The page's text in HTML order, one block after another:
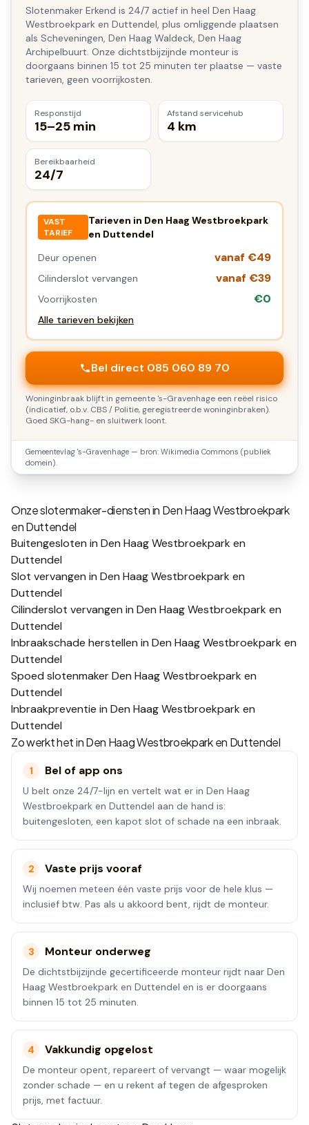
Slotenmaker Erkend is 24/7 actief in heel Den Haag
Westbroekpark en Duttendel, plus omliggende plaatsen
als Scheveningen, Den Haag Waldeck, Den Haag
Archipelbuurt. Onze dichtstbijzijnde monteur is
doorgaans binnen 15 tot 25 minuten ter plaatse — vaste
tarieven, geen voorrijkosten.
Responstijd
15–25 min
Afstand servicehub
4 km
Bereikbaarheid
24/7
VAST
TARIEF
Tarieven in Den Haag Westbroekpark
en Duttendel
Deur openen
vanaf €49
Cilinderslot vervangen vanaf €39
Voorrijkosten €0
Alle tarieven bekijken
Bel direct 085 060 89 70
Woninginbraak blijft in gemeente 's-Gravenhage een reëel risico
(indicatief, o.b.v. CBS / Politie, geregistreerde woninginbraken).
Goed SKG-hang- en sluitwerk loont.
Gemeentevlag 's-Gravenhage — bron: Wikimedia Commons (publiek
domein).
Onze slotenmaker-diensten in Den Haag Westbroekpark
en Duttendel
Buitengesloten in Den Haag Westbroekpark en
Duttendel
Slot vervangen in Den Haag Westbroekpark en
Duttendel
Cilinderslot vervangen in Den Haag Westbroekpark en
Duttendel
Inbraakschade herstellen in Den Haag Westbroekpark en
Duttendel
Spoed slotenmaker Den Haag Westbroekpark en
Duttendel
Inbraakpreventie in Den Haag Westbroekpark en
Duttendel
Zo werkt het inDen Haag Westbroekpark en Duttendel
1 Bel of app ons
U belt onze 24/7-lijn en vertelt wat er in Den Haag
Westbroekpark en Duttendel aan de hand is:
buitengesloten, een kapot slot of schade na een inbraak.
2 Vaste prijs vooraf
Wij noemen meteen één vaste prijs voor de hele klus —
inclusief btw. Pas als u akkoord bent, rijdt de monteur.
3 Monteur onderweg
De dichtstbijzijnde gecertificeerde monteur rijdt naar Den
Haag Westbroekpark en Duttendel en is er doorgaans
binnen 15 tot 25 minuten.
4 Vakkundig opgelost
De monteur opent, repareert of vervangt — waar mogelijk
zonder schade — en u rekent af tegen de afgesproken
prijs, met factuur.